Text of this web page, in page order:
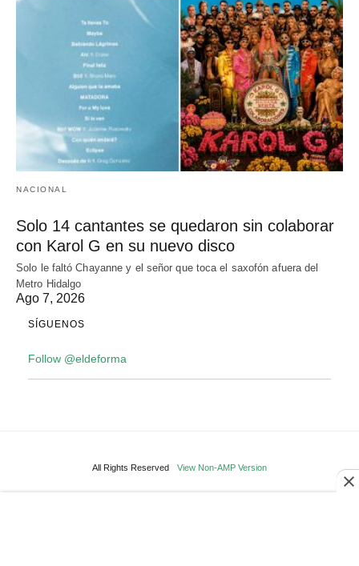
NACIONAL
Solo 14 cantantes se quedaron sin colaborar
con Karol G en su nuevo disco
Solo le faltó Chayanne y el señor que toca el saxofón afuera del
Metro Hidalgo
Ago 7, 2026
SÍGUENOS
Follow @eldeforma
All Rights Reserved View Non-AMP Version